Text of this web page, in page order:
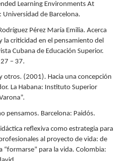
Learning Environments At
Universidad de Barcelona.
Pérez María Emilia. Acerca
la criticidad en el pensamiento del
Cubana de Educación Superior.
– 37.
otros. (2001). Hacia una concepción
La Habana: Instituto Superior
pensamos. Barcelona: Paidós.
reflexiva como estrategia para
al proyecto de vida: de
“formarse” para la vida. Colombia: